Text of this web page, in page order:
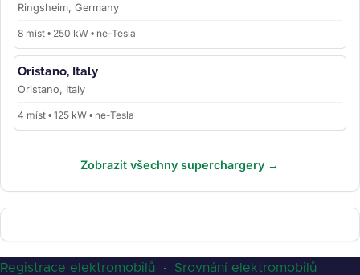
Ringsheim, Germany
8 míst • 250 kW • ne-Tesla
Oristano, Italy
Oristano, Italy
4 míst • 125 kW • ne-Tesla
Zobrazit všechny superchargery →
Registrace elektromobilů · Srovnání elektromobilů